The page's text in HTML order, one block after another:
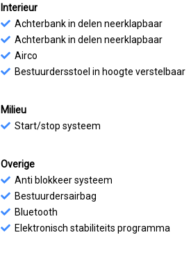
Interieur
Achterbank in delen neerklapbaar
Achterbank in delen neerklapbaar
Airco
Bestuurdersstoel in hoogte verstelbaar
Milieu
Start/stop systeem
Overige
Anti blokkeer systeem
Bestuurdersairbag
Bluetooth
Elektronisch stabiliteits programma